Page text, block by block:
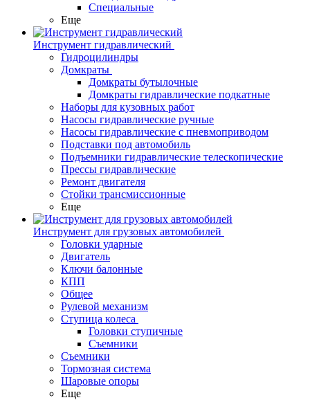
Специальные
Еще
Инструмент гидравлический
Гидроцилиндры
Домкраты
Домкраты бутылочные
Домкраты гидравлические подкатные
Наборы для кузовных работ
Насосы гидравлические ручные
Насосы гидравлические с пневмоприводом
Подставки под автомобиль
Подъемники гидравлические телескопические
Прессы гидравлические
Ремонт двигателя
Стойки трансмиссионные
Еще
Инструмент для грузовых автомобилей
Головки ударные
Двигатель
Ключи балонные
КПП
Общее
Рулевой механизм
Ступица колеса
Головки ступичные
Съемники
Съемники
Тормозная система
Шаровые опоры
Еще